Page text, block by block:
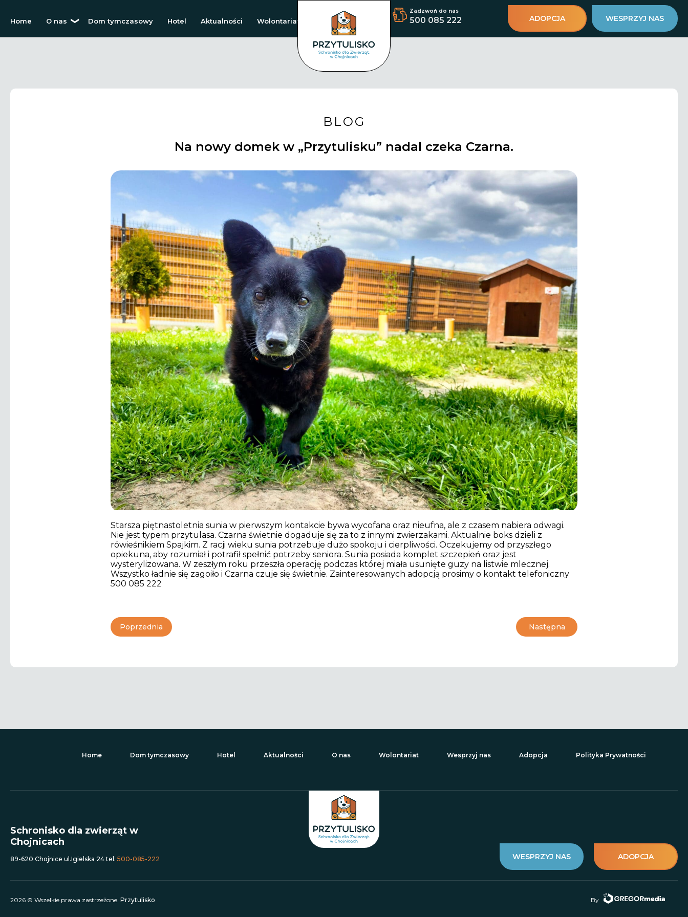
Home O nas Dom tymczasowy Hotel Aktualności Wolontariat
Zadzwoń do nas
500 085 222 ADOPCJA WESPRZYJ NAS
BLOG
Na nowy domek w „Przytulisku” nadal czeka Czarna.
Starsza piętnastoletnia sunia w pierwszym kontakcie bywa wycofana oraz nieufna, ale z czasem nabiera odwagi.
Nie jest typem przytulasa. Czarna świetnie dogaduje się za to z innymi zwierzakami. Aktualnie boks dzieli z
rówieśnikiem Spajkim. Z racji wieku sunia potrzebuje dużo spokoju i cierpliwości. Oczekujemy od przyszłego
opiekuna, aby rozumiał i potrafił spełnić potrzeby seniora. Sunia posiada komplet szczepień oraz jest
wysterylizowana. W zeszłym roku przeszła operację podczas której miała usunięte guzy na listwie mlecznej.
Wszystko ładnie się zagoiło i Czarna czuje się świetnie. Zainteresowanych adopcją prosimy o kontakt telefoniczny
500 085 222
Poprzednia Następna
Home Dom tymczasowy Hotel Aktualności O nas Wolontariat Wesprzyj nas Adopcja Polityka Prywatności
Schronisko dla zwierząt w
Chojnicach
89-620 Chojnice ul.Igielska 24 tel. 500-085-222 ADOPCJA
WESPRZYJ NAS
2026 © Wszelkie prawa zastrzeżone. Przytulisko By